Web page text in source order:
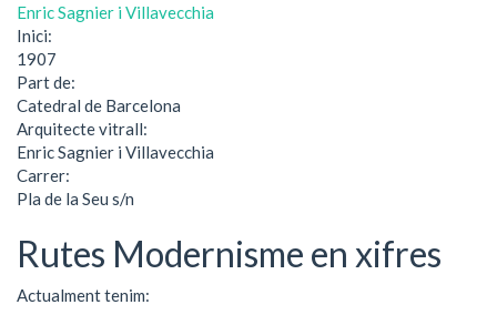
Enric Sagnier i Villavecchia
Inici:
1907
Part de:
Catedral de Barcelona
Arquitecte vitrall:
Enric Sagnier i Villavecchia
Carrer:
Pla de la Seu s/n
Rutes Modernisme en xifres
Actualment tenim: